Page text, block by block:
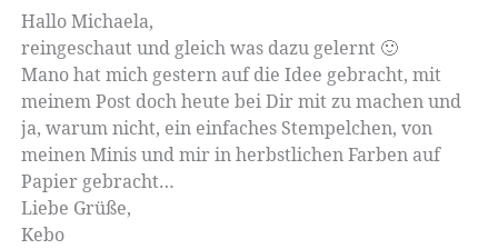
Hallo Michaela,
reingeschaut und gleich was dazu gelernt 🙂
Mano hat mich gestern auf die Idee gebracht, mit
meinem Post doch heute bei Dir mit zu machen und
ja, warum nicht, ein einfaches Stempelchen, von
meinen Minis und mir in herbstlichen Farben auf
Papier gebracht…
Liebe Grüße,
Kebo